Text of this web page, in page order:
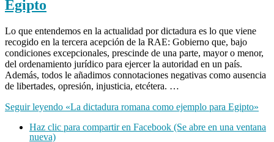
mapa
de
la
censura
en
Internet
Egipto
Lo que entendemos en la actualidad por dictadura es lo que viene
recogido en la tercera acepción de la RAE: Gobierno que, bajo
condiciones excepcionales, prescinde de una parte, mayor o menor,
del ordenamiento jurídico para ejercer la autoridad en un país.
Además, todos le añadimos connotaciones negativas como ausencia
de libertades, opresión, injusticia, etcétera. …
Seguir leyendo «La dictadura romana como ejemplo para Egipto»
Haz clic para compartir en Facebook (Se abre en una ventana
nueva)